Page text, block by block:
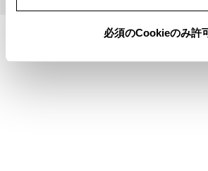
必須のCookieのみ許